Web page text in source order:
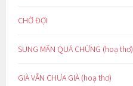
CHỜ ĐỢI
SUNG MÃN QUÁ CHỪNG (hoạ thơ)
GIÀ VẪN CHƯA GIÀ (hoạ thơ)